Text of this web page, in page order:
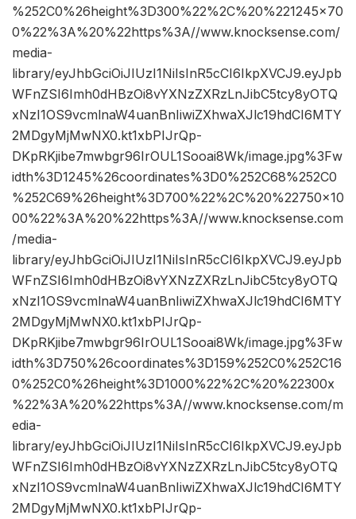
%252C0%26height%3D300%22%2C%20%221245×70
0%22%3A%20%22https%3A//www.knocksense.com/
media-
library/eyJhbGciOiJIUzI1NiIsInR5cCI6IkpXVCJ9.eyJpb
WFnZSI6Imh0dHBzOi8vYXNzZXRzLnJibC5tcy8yOTQ
xNzI1OS9vcmlnaW4uanBnIiwiZXhwaXJlc19hdCI6MTY
2MDgyMjMwNX0.kt1xbPIJrQp-
DKpRKjibe7mwbgr96IrOUL1Sooai8Wk/image.jpg%3Fw
idth%3D1245%26coordinates%3D0%252C68%252C0
%252C69%26height%3D700%22%2C%20%22750×10
00%22%3A%20%22https%3A//www.knocksense.com
/media-
library/eyJhbGciOiJIUzI1NiIsInR5cCI6IkpXVCJ9.eyJpb
WFnZSI6Imh0dHBzOi8vYXNzZXRzLnJibC5tcy8yOTQ
xNzI1OS9vcmlnaW4uanBnIiwiZXhwaXJlc19hdCI6MTY
2MDgyMjMwNX0.kt1xbPIJrQp-
DKpRKjibe7mwbgr96IrOUL1Sooai8Wk/image.jpg%3Fw
idth%3D750%26coordinates%3D159%252C0%252C16
0%252C0%26height%3D1000%22%2C%20%22300x
%22%3A%20%22https%3A//www.knocksense.com/m
edia-
library/eyJhbGciOiJIUzI1NiIsInR5cCI6IkpXVCJ9.eyJpb
WFnZSI6Imh0dHBzOi8vYXNzZXRzLnJibC5tcy8yOTQ
xNzI1OS9vcmlnaW4uanBnIiwiZXhwaXJlc19hdCI6MTY
2MDgyMjMwNX0.kt1xbPIJrQp-